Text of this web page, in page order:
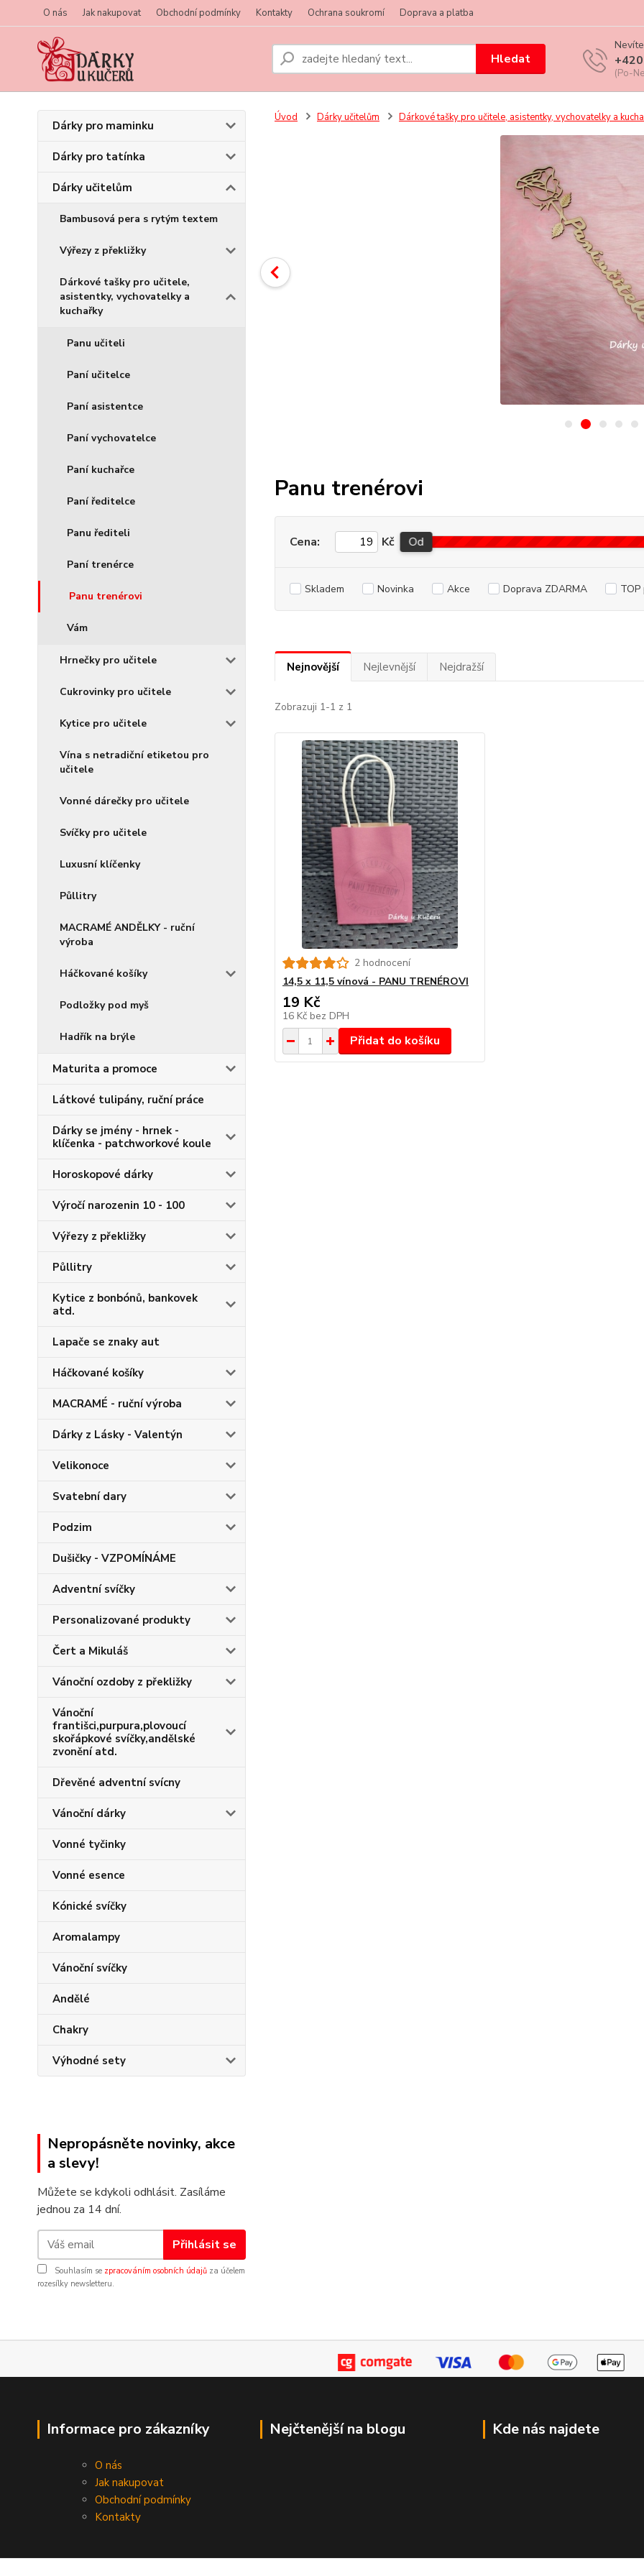
O nás Jak nakupovat Obchodní podmínky Kontakty Ochrana soukromí Doprava a platba
Hledat
(Po-
Dárky pro maminku
Dárky pro tatínka
Dárky učitelům
Bambusová pera s rytým textem
Výřezy z překližky
Dárkové tašky pro učitele,
asistentky, vychovatelky a
kuchařky
Panu učiteli
Paní učitelce
Paní asistentce
Paní vychovatelce
Paní kuchařce
Paní ředitelce
Panu řediteli
Paní trenérce
Panu trenérovi
Vám
Hrnečky pro učitele
Cukrovinky pro učitele
Kytice pro učitele
Vína s netradiční etiketou pro
učitele
Vonné dárečky pro učitele
Svíčky pro učitele
Luxusní klíčenky
Půllitry
MACRAMÉ ANDĚLKY - ruční
výroba
Háčkované košíky
Podložky pod myš
Hadřík na brýle
Maturita a promoce
Látkové tulipány, ruční práce
Dárky se jmény - hrnek -
klíčenka - patchworkové koule
Horoskopové dárky
Výročí narozenin 10 - 100
Výřezy z překližky
Půllitry
Kytice z bonbónů, bankovek
atd.
Lapače se znaky aut
Háčkované košíky
MACRAMÉ - ruční výroba
Dárky z Lásky - Valentýn
Velikonoce
Svatební dary
Podzim
Dušičky - VZPOMÍNÁME
Adventní svíčky
Personalizované produkty
Čert a Mikuláš
Vánoční ozdoby z překližky
Vánoční
františci,purpura,plovoucí
skořápkové svíčky,andělské
zvonění atd.
Dřevěné adventní svícny
Vánoční dárky
Vonné tyčinky
Vonné esence
Kónické svíčky
Aromalampy
Vánoční svíčky
Andělé
Chakry
Výhodné sety
Nepropásněte novinky, akce
a slevy!
Můžete se kdykoli odhlásit. Zasíláme
jednou za 14 dní.
Přihlásit se
Souhlasím se zpracováním osobních údajů za účelem
rozesílky newsletteru.
Úvod Dárky učitelům Dárkové tašky pro učitele, asistentky, vychovatelky a
Panu trenérovi
Cena: Kč Od
Skladem Novinka Akce Doprava ZDARMA
Nejnovější Nejlevnější Nejdražší
Zobrazuji 1-1 z 1
2 hodnocení
14,5 x 11,5 vínová - PANU TRENÉROVI
19 Kč
16 Kč bez DPH
Přidat do košíku
Informace pro zákazníky
O nás
Jak nakupovat
Obchodní podmínky
Kontakty
Nejčtenější na blogu Kde nás najdete